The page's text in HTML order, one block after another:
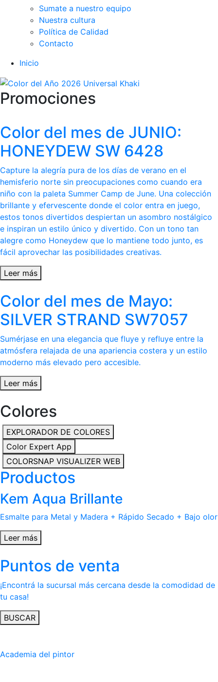
Sumate a nuestro equipo
Nuestra cultura
Política de Calidad
Contacto
Inicio
Promociones
Color del mes de JUNIO:
HONEYDEW SW 6428
Capture la alegría pura de los días de verano en el
hemisferio norte sin preocupaciones como cuando era
niño con la paleta Summer Camp de June. Una colección
brillante y efervescente donde el color entra en juego,
estos tonos divertidos despiertan un asombro nostálgico
e inspiran un estilo único y divertido. Con un tono tan
alegre como Honeydew que lo mantiene todo junto, es
fácil aprovechar las posibilidades creativas.
Leer más
Color del mes de Mayo:
SILVER STRAND SW7057
Sumérjase en una elegancia que fluye y refluye entre la
atmósfera relajada de una apariencia costera y un estilo
moderno más elevado pero accesible.
Leer más
Colores
EXPLORADOR DE COLORES
Color Expert App
COLORSNAP VISUALIZER WEB
Productos
Kem Aqua Brillante
Esmalte para Metal y Madera + Rápido Secado + Bajo olor
Leer más
Puntos de venta
¡Encontrá la sucursal más cercana desde la comodidad de
tu casa!
BUSCAR
Academia del pintor